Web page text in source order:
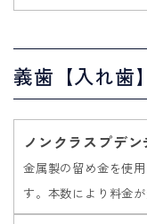
義歯【入れ歯】
ノンクラスプデン
金属製の留め金を使
す。本数により料金が